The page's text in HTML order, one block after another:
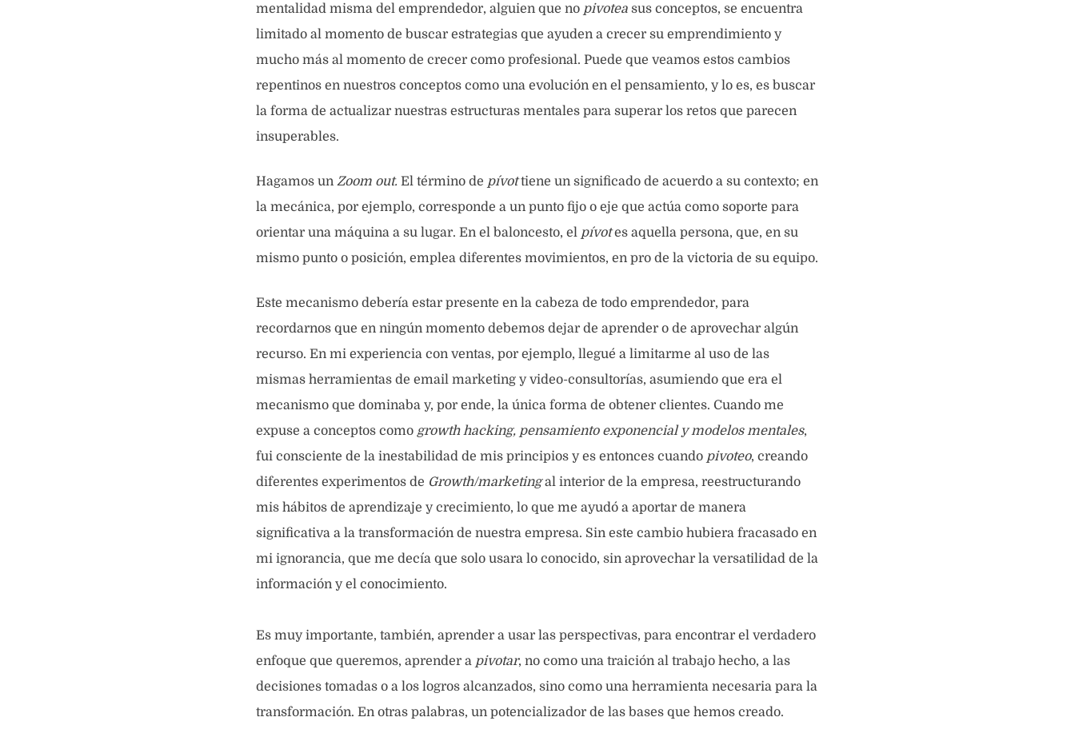
mentalidad misma del emprendedor, alguien que no pivotea sus conceptos, se encuentra
limitado al momento de buscar estrategias que ayuden a crecer su emprendimiento y
mucho más al momento de crecer como profesional. Puede que veamos estos cambios
repentinos en nuestros conceptos como una evolución en el pensamiento, y lo es, es buscar
la forma de actualizar nuestras estructuras mentales para superar los retos que parecen
insuperables.
Hagamos un Zoom out. El término de pívottiene un significado de acuerdo a su contexto; en
la mecánica, por ejemplo, corresponde a un punto fijo o eje que actúa como soporte para
orientar una máquina a su lugar. En el baloncesto, el pívotes aquella persona, que, en su
mismo punto o posición, emplea diferentes movimientos, en pro de la victoria de su equipo.
Este mecanismo debería estar presente en la cabeza de todo emprendedor, para
recordarnos que en ningún momento debemos dejar de aprender o de aprovechar algún
recurso. En mi experiencia con ventas, por ejemplo, llegué a limitarme al uso de las
mismas herramientas de email marketing y video-consultorías, asumiendo que era el
mecanismo que dominaba y, por ende, la única forma de obtener clientes. Cuando me
expuse a conceptos como growth hacking, pensamiento exponencial y modelos mentales,
fui consciente de la inestabilidad de mis principios y es entonces cuando pivoteo, creando
diferentes experimentos de Growth/marketingal interior de la empresa, reestructurando
mis hábitos de aprendizaje y crecimiento, lo que me ayudó a aportar de manera
significativa a la transformación de nuestra empresa. Sin este cambio hubiera fracasado en
mi ignorancia, que me decía que solo usara lo conocido, sin aprovechar la versatilidad de la
información y el conocimiento.
Es muy importante, también, aprender a usar las perspectivas, para encontrar el verdadero
enfoque que queremos, aprender a pivotar, no como una traición al trabajo hecho, a las
decisiones tomadas o a los logros alcanzados, sino como una herramienta necesaria para la
transformación. En otras palabras, un potencializador de las bases que hemos creado.